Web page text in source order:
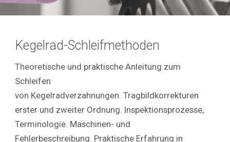
Kegelrad-Schleifmethoden
Theoretische und praktische Anleitung zum
Schleifen
von Kegelradverzahnungen. Tragbildkorrekturen
erster und zweiter Ordnung. Inspektionsprozesse,
Terminologie. Maschinen- und
Fehlerbeschreibung. Praktische Erfahrung in